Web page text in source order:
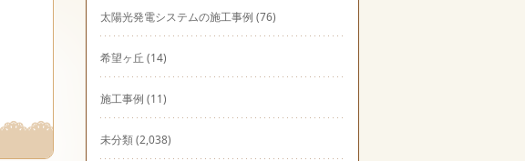
太陽光発電システムの施工事例 (76)
希望ヶ丘 (14)
施工事例 (11)
未分類(2,038)